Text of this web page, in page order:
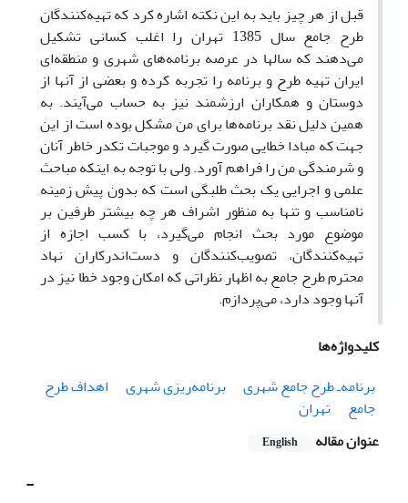
قبل از هر چیز باید به این نکته اشاره کرد که تهیه‌کنندگان
طرح جامع سال 1385 تهران را اغلب کسانی تشکیل
می‌دهند که سالها در عرصه برنامه‌های شهری و منطقه‌ای
ایران تهیه طرح و برنامه را تجربه کرده و بعضی از آنها از
دوستان و همکاران ارزشمند نیز به حساب می‌آیند. به
همین دلیل نقد برنامه‌ها برای من مشکل بوده است از این
جهت که مبادا خطایی صورت گیرد و موجبات تکدر خاطر آنان
و شرمندگی من را فراهم آورد. ولی با توجه به اینکه مباحث
علمی و اجرایی یک بحث طلبگی است که بدون پیش زمینه
نامناسب و تنها به منظور اشراف هر چه بیشتر طرفین بر
موضوع مورد بحث انجام می‌گیرد، با کسب اجازه از
تهیه‌کنندگان، تصویب‌کنندگان و دست‌اندرکاران نهاد
محترم طرح جامع به اظهار نظراتی که امکان وجود خطا نیز در
آنها وجود دارد، می‌پردازم.
کلیدواژه‌ها
برنامه‌ـ طرح جامع شهری
برنامه‌ریزی شهری
اهداف طرح
جامع
تهران
عنوان مقاله
English
-